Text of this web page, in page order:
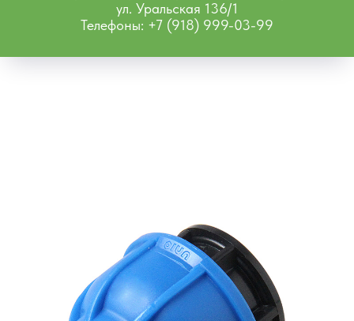
ул. Уральская 136/1
Телефоны: +7 (918) 999-03-99